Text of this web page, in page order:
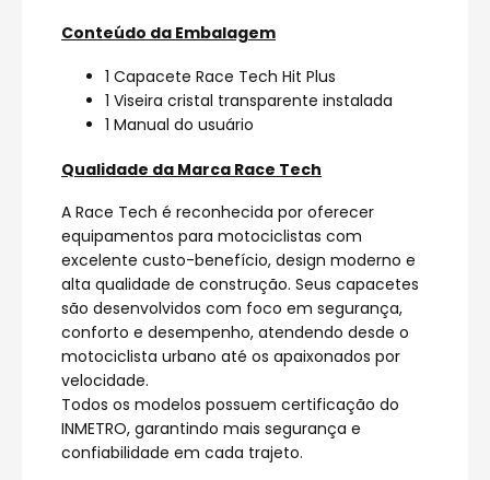
Conteúdo da Embalagem
1 Capacete Race Tech Hit Plus
1 Viseira cristal transparente instalada
1 Manual do usuário
Qualidade da Marca Race Tech
A Race Tech é reconhecida por oferecer
equipamentos para motociclistas com
excelente custo-benefício, design moderno e
alta qualidade de construção. Seus capacetes
são desenvolvidos com foco em segurança,
conforto e desempenho, atendendo desde o
motociclista urbano até os apaixonados por
velocidade.
Todos os modelos possuem certificação do
INMETRO, garantindo mais segurança e
confiabilidade em cada trajeto.